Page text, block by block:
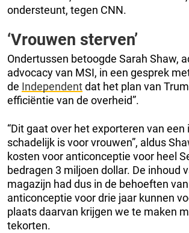
ondersteunt, tegen CNN.
‘Vrouwen sterven’
Ondertussen betoogde Sarah Shaw,
advocacy van MSI, in een gesprek
de Independentdat het plan van
efficiëntie van de overheid”.
“Dit gaat over het exporteren van een
schadelijk is voor vrouwen”, aldus
kosten voor anticonceptie voor heel
bedragen 3 miljoen dollar. De inhoud
magazijn had dus in de behoeften
anticonceptie voor drie jaar kunnen
plaats daarvan krijgen we te maken
tekorten.